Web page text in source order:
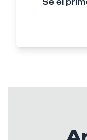
Sé el